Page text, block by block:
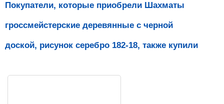
Покупатели, которые приобрели Шахматы
гроссмейстерские деревянные с черной
доской, рисунок серебро 182-18, также купили